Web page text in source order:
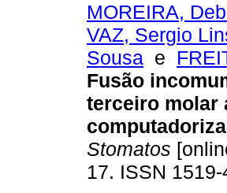
MOREIRA,
VAZ, Sergio
Sousa e
Fusão
terceiro molar
Stomatos
17. ISSN 1519-